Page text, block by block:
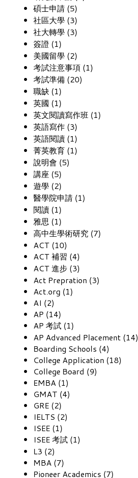
碩士申請 (5)
社區大學 (3)
社大轉學 (3)
簽證 (1)
美國留學 (2)
考試注意事項 (1)
考試準備 (20)
職缺 (1)
英國 (1)
英文閱讀寫作班 (1)
英語寫作 (3)
英語閱讀 (1)
菁英教育 (1)
說明會 (5)
講座 (5)
遊學 (2)
醫學院申請 (1)
閱讀 (1)
雅思 (1)
高中生學術研究 (7)
ACT (10)
ACT 補習 (4)
ACT 進步 (3)
Act Prepration (3)
Act.org (1)
AI (2)
AP (14)
AP 考試 (1)
AP Advanced Placement (14)
Boarding Schools (4)
College Application (18)
College Board (9)
EMBA (1)
GMAT (4)
GRE (2)
IELTS (2)
ISEE (1)
ISEE 考試 (1)
L3 (2)
MBA (7)
Pioneer Academics (7)